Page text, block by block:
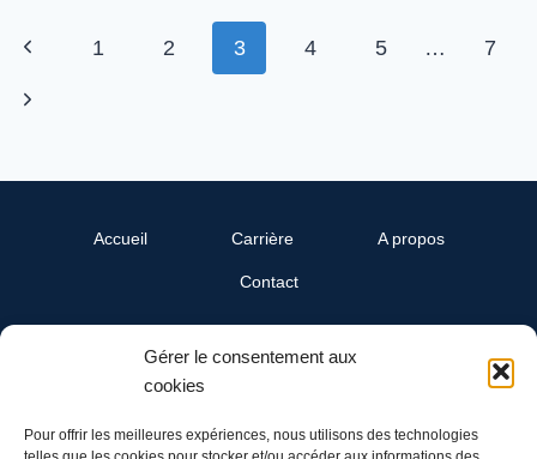
Gérer le consentement aux
cookies
Pour offrir les meilleures expériences, nous utilisons des technologies
1 2 3 4 5 … 7
Accueil Carrière A propos
Contact
Un département Cand-Landi SA
1422 Grandson